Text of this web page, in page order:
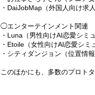
・DaiJobMap（外国人向け求
◯エンターテインメント関連
・Luna（男性向けAI恋愛シミ
・Etoile（女性向けAI恋愛シミ
・シティダンジョン（位置情報
このほかにも、多数のプロト